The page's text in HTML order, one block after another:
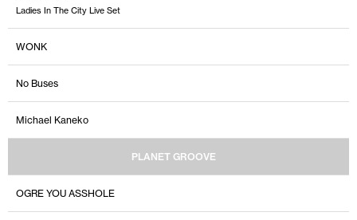
Ladies In The City Live Set
WONK
No Buses
Michael Kaneko
PLANET GROOVE
OGRE YOU ASSHOLE